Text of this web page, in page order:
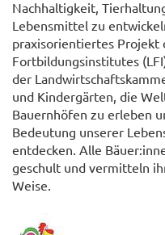
Nachhaltigkeit,
Lebensmittel zu
praxisorientiertes Projekt
Fortbildungsinstitutes
der
und Kindergärten, die
Bauernhöfen zu erleben
Bedeutung unserer
entdecken. Alle
geschult und vermitteln
Weise.